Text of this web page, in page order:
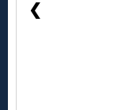
❮